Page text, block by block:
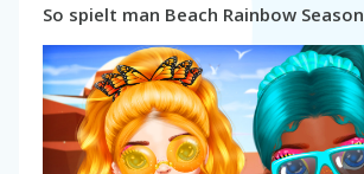
So spielt man Beach Rainbow Season